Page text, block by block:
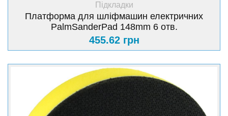
Підкладки
Платформа для шліфмашин електричних
PalmSanderPad 148mm 6 отв.
455.62 грн